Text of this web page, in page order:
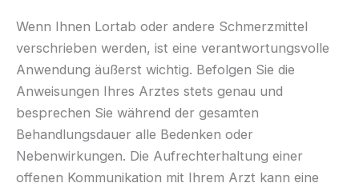
Wenn Ihnen Lortab oder andere Schmerzmittel
verschrieben werden, ist eine verantwortungsvolle
Anwendung äußerst wichtig. Befolgen Sie die
Anweisungen Ihres Arztes stets genau und
besprechen Sie während der gesamten
Behandlungsdauer alle Bedenken oder
Nebenwirkungen. Die Aufrechterhaltung einer
offenen Kommunikation mit Ihrem Arzt kann eine